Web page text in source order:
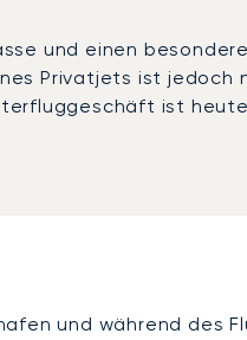
und einen
Privatjets ist
ist
und während des